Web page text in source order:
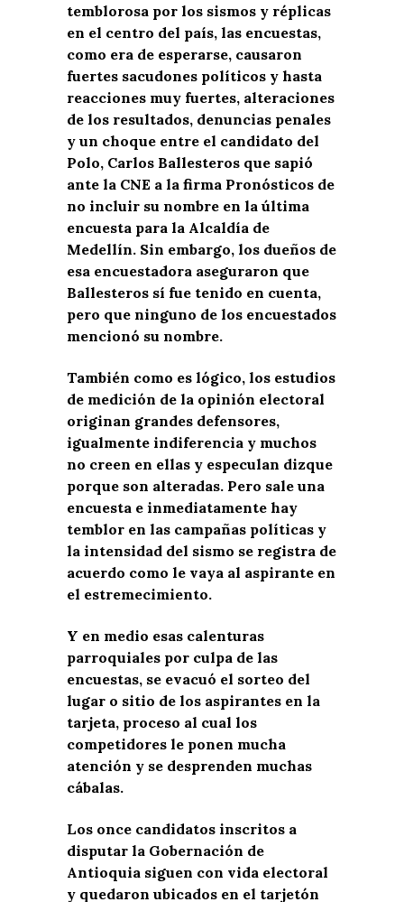
temblorosa por los sismos y réplicas
en el centro del país, las encuestas,
como era de esperarse, causaron
fuertes sacudones políticos y hasta
reacciones muy fuertes, alteraciones
de los resultados, denuncias penales
y un choque entre el candidato del
Polo, Carlos Ballesteros que sapió
ante la CNE a la firma Pronósticos de
no incluir su nombre en la última
encuesta para la Alcaldía de
Medellín. Sin embargo, los dueños de
esa encuestadora aseguraron que
Ballesteros sí fue tenido en cuenta,
pero que ninguno de los encuestados
mencionó su nombre.
También como es lógico, los estudios
de medición de la opinión electoral
originan grandes defensores,
igualmente indiferencia y muchos
no creen en ellas y especulan dizque
porque son alteradas. Pero sale una
encuesta e inmediatamente hay
temblor en las campañas políticas y
la intensidad del sismo se registra de
acuerdo como le vaya al aspirante en
el estremecimiento.
Y en medio esas calenturas
parroquiales por culpa de las
encuestas, se evacuó el sorteo del
lugar o sitio de los aspirantes en la
tarjeta, proceso al cual los
competidores le ponen mucha
atención y se desprenden muchas
cábalas.
Los once candidatos inscritos a
disputar la Gobernación de
Antioquia siguen con vida electoral
y quedaron ubicados en el tarjetón